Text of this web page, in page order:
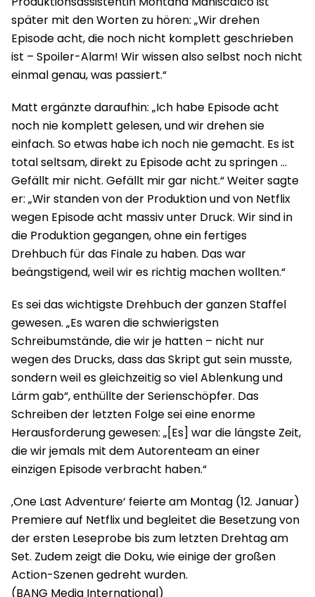
später mit den Worten zu hören: „Wir drehen
Episode acht, die noch nicht komplett geschrieben
ist – Spoiler-Alarm! Wir wissen also selbst noch nicht
einmal genau, was passiert.“
Matt ergänzte daraufhin: „Ich habe Episode acht
noch nie komplett gelesen, und wir drehen sie
einfach. So etwas habe ich noch nie gemacht. Es ist
total seltsam, direkt zu Episode acht zu springen …
Gefällt mir nicht. Gefällt mir gar nicht.“ Weiter sagte
er: „Wir standen von der Produktion und von Netflix
wegen Episode acht massiv unter Druck. Wir sind in
die Produktion gegangen, ohne ein fertiges
Drehbuch für das Finale zu haben. Das war
beängstigend, weil wir es richtig machen wollten.“
Es sei das wichtigste Drehbuch der ganzen Staffel
gewesen. „Es waren die schwierigsten
Schreibumstände, die wir je hatten – nicht nur
wegen des Drucks, dass das Skript gut sein musste,
sondern weil es gleichzeitig so viel Ablenkung und
Lärm gab“, enthüllte der Serienschöpfer. Das
Schreiben der letzten Folge sei eine enorme
Herausforderung gewesen: „[Es] war die längste Zeit,
die wir jemals mit dem Autorenteam an einer
einzigen Episode verbracht haben.“
‚One Last Adventure‘ feierte am Montag (12. Januar)
Premiere auf Netflix und begleitet die Besetzung von
der ersten Leseprobe bis zum letzten Drehtag am
Set. Zudem zeigt die Doku, wie einige der großen
Action-Szenen gedreht wurden.